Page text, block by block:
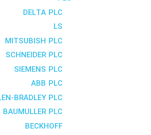
DELTA PLC
LS
MITSUBISH PLC
SCHNEIDER PLC
SIEMENS PLC
ABB PLC
BRADLEY PLC
BAUMULLER PLC
BECKHOFF